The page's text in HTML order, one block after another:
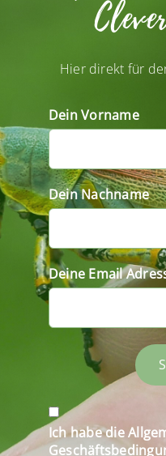
Hier direkt für
Dein Vorname
Dein Nachname
Deine Email
Ich habe die